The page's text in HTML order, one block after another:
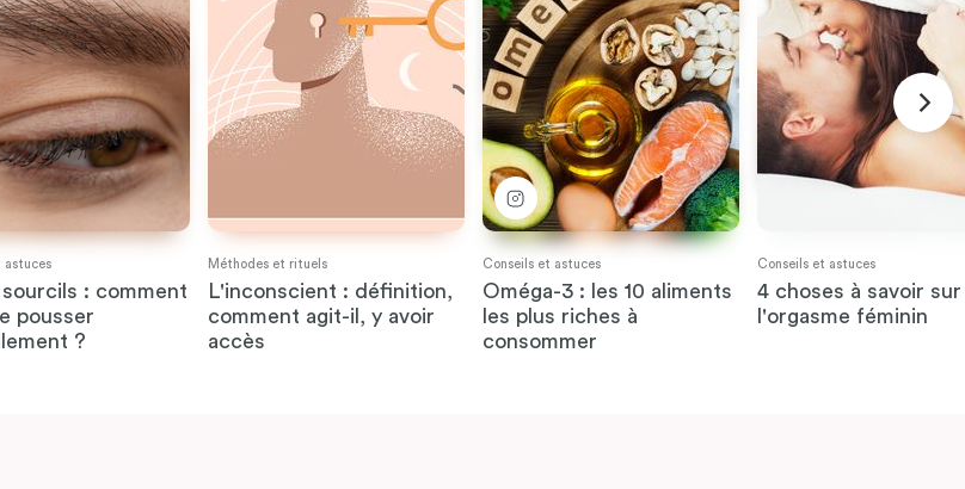
astuces
: comment
pousser
?
Méthodes et rituels
L'inconscient : définition,
comment agit-il, y avoir
accès
Conseils et astuces
Oméga-3 : les 10 aliments
les plus riches à
consommer
Conseils et astuces
4 choses à savoir sur
l'orgasme féminin